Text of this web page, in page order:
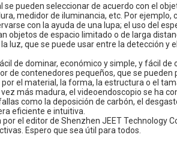
pueden seleccionar de acuerdo con el
medidor de iluminancia, etc. Por
con la ayuda de una lupa; el uso del
objetos de espacio limitado o de larga
luz, que se puede usar entre la detección y
de dominar, económico y simple, y fácil
de contenedores pequeños, que se
el material, la forma, la estructura o el
más madura, el videoendoscopio se ha
como la deposición de carbón, el
eficiente e intuitiva.
el editor de Shenzhen JEET Technology
Espero que sea útil para todos.